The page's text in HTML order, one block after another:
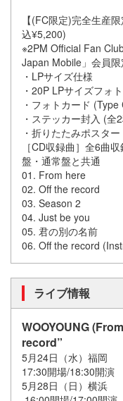
【(FC限定)完全生産
込¥5,200)
※2PM Official Fan
Japan Mobile」会員
・LPサイズ仕様
・20P LPサイズフォ
・フォトカード
・ステッカー封入 (
・折りたたみポスタ
［CD収録曲］全6曲
盤・通常盤と共通
01. From here
02. Off the record
03. Season 2
04. Just be you
05. 君の別の名前
06. Off the record
ライブ情報
WOOYOUNG
record”
5月24日（水）福岡
17:30開場/18:30開演
5月28日（日）横浜